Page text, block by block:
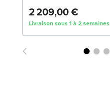
2 209,00 €
Livraison sous 1 à 2 semaines